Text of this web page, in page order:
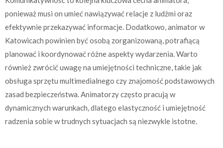
ponieważ musi on umieć nawiązywać relacje z ludźmi oraz
efektywnie przekazywać informacje. Dodatkowo, animator w
Katowicach powinien być osobą zorganizowaną, potrafiącą
planować i koordynować różne aspekty wydarzenia. Warto
również zwrócić uwagę na umiejętności techniczne, takie jak
obsługa sprzętu multimedialnego czy znajomość podstawowych
zasad bezpieczeństwa. Animatorzy często pracują w
dynamicznych warunkach, dlatego elastyczność i umiejętność
radzenia sobie w trudnych sytuacjach są niezwykle istotne.